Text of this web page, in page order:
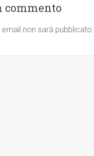
commento
email non sarà pubblicato.